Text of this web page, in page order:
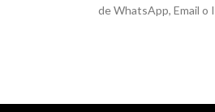
de WhatsApp, Email o